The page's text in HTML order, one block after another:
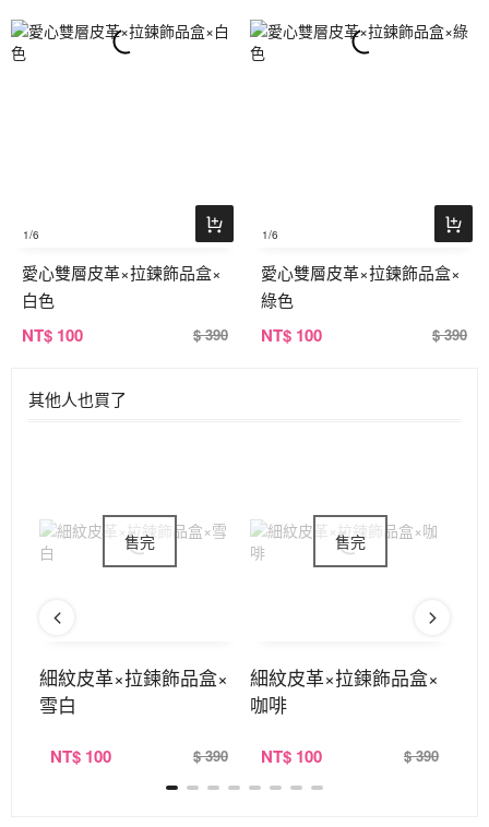
1/6
愛心雙層皮革×拉鍊飾品盒×
白色
NT$ 100 $ 390
1/6
愛心雙層皮革×拉鍊飾品盒×
綠色
NT$ 100 $ 390
其他人也買了
細紋皮革×拉鍊飾品盒×
雪白
NT$ 100 $ 390
細紋皮革×拉鍊飾品盒×
咖啡
NT$ 100 $ 390